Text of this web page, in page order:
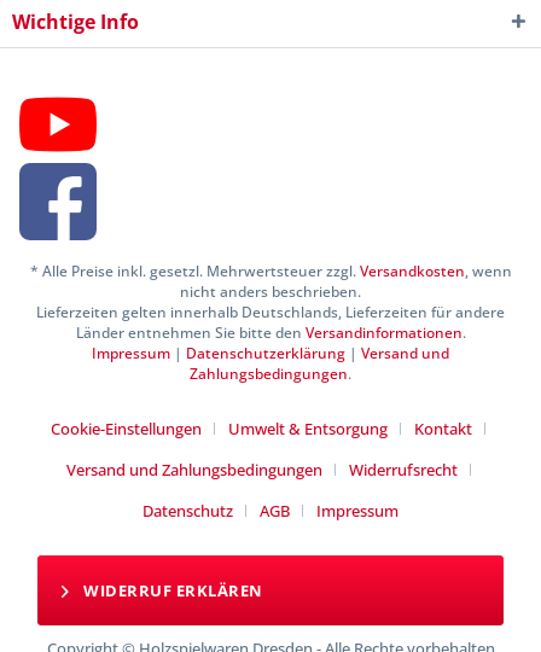
Wichtige Info
* Alle Preise inkl. gesetzl. Mehrwertsteuer zzgl.Versandkosten, wenn
nicht anders beschrieben.
Lieferzeiten gelten innerhalb Deutschlands, Lieferzeiten für andere
Länder entnehmen Sie bitte den Versandinformationen.
Impressum | Datenschutzerklärung | Versand und
Zahlungsbedingungen.
Cookie-Einstellungen Umwelt & Entsorgung
Kontakt
Versand und Zahlungsbedingungen
Widerrufsrecht
Datenschutz
AGB Impressum
WIDERRUF ERKLÄREN